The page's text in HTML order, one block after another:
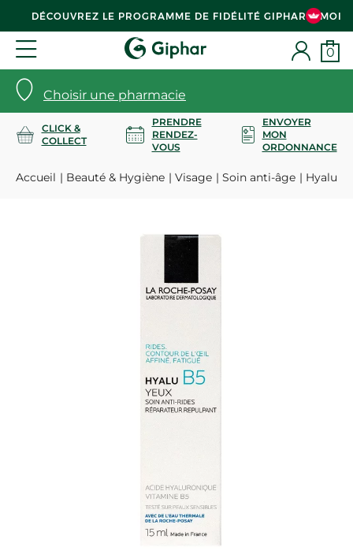
DÉCOUVREZ LE PROGRAMME DE FIDÉLITÉ GIPHAR & MOI
Choisir une pharmacie
0
CLICK &
COLLECT
PRENDRE
RENDEZ-
VOUS
ENVOYER
MON
ORDONNANCE
Accueil Beauté & Hygiène Visage Soin anti-âge Hyalu